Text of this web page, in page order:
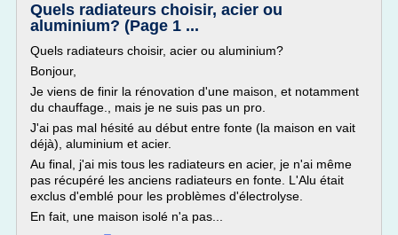
Quels radiateurs choisir, acier ou
aluminium? (Page 1 ...
Quels radiateurs choisir, acier ou aluminium?
Bonjour,
Je viens de finir la rénovation d'une maison, et notamment
du chauffage., mais je ne suis pas un pro.
J'ai pas mal hésité au début entre fonte (la maison en vait
déjà), aluminium et acier.
Au final, j'ai mis tous les radiateurs en acier, je n'ai même
pas récupéré les anciens radiateurs en fonte. L'Alu était
exclus d'emblé pour les problèmes d'électrolyse.
En fait, une maison isolé n'a pas...